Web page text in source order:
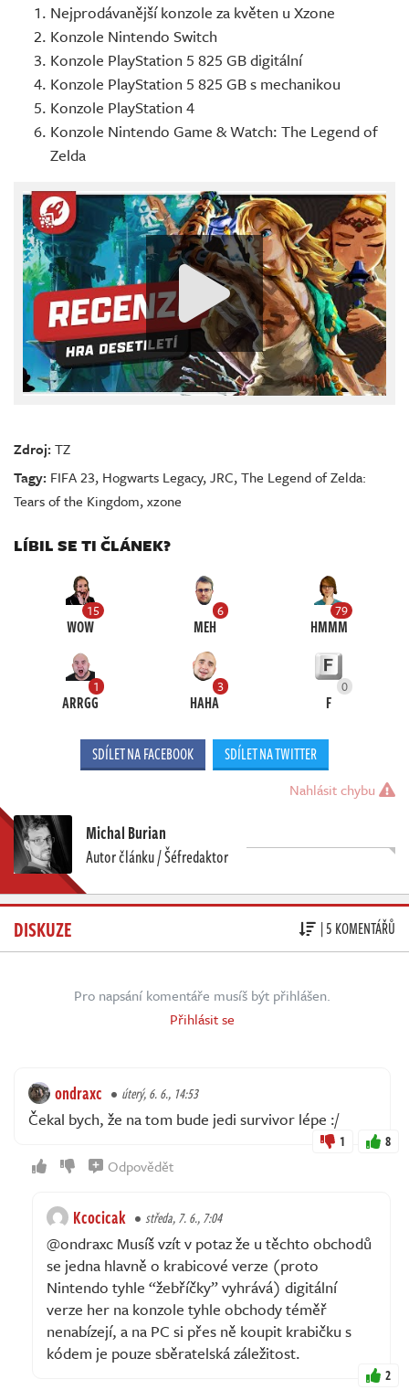
Nejprodávanější konzole za květen u Xzone
Konzole Nintendo Switch
Konzole PlayStation 5 825 GB digitální
Konzole PlayStation 5 825 GB s mechanikou
Konzole PlayStation 4
Konzole Nintendo Game & Watch: The Legend of
Zelda
Zdroj:TZ
Tagy: FIFA 23, Hogwarts Legacy,JRC,The Legend of Zelda:
Tears of the Kingdom,xzone
LÍBIL SE TI ČLÁNEK?
15
WOW
6
MEH
79
HMMM
1
ARRGG
3
HAHA
0
F
SDÍLET NA FACEBOOK SDÍLET NA TWITTER
Nahlásit chybu
Michal Burian
Autor článku / Šéfredaktor
DISKUZE | 5 KOMENTÁŘŮ
Pro napsání komentáře musíš být přihlášen.
Přihlásit se
ondraxc úterý, 6. 6., 14:53
Čekal bych, že na tom bude jedi survivor lépe :/
1 8
Odpovědět
Kcocicak středa, 7. 6., 7:04
@ondraxc Musíš vzít v potaz že u těchto obchodů
se jedna hlavně o krabicové verze (proto
Nintendo tyhle “žebříčky” vyhrává) digitální
verze her na konzole tyhle obchody téměř
nenabízejí, a na PC si přes ně koupit krabičku s
kódem je pouze sběratelská záležitost.
2